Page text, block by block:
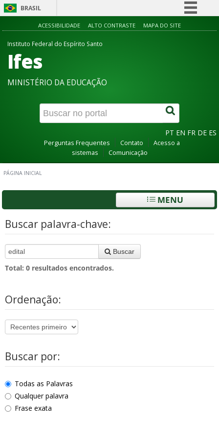
BRASIL
Simplifique!
Canais
ACESSIBILIDADE ALTO CONTRASTE MAPA DO SITE
Instituto Federal do Espírito Santo
Ifes
MINISTÉRIO DA EDUCAÇÃO
PT EN FR DE ES
Perguntas Frequentes Contato
Acesso a
sistemas
Comunicação
PÁGINA INICIAL
MENU
Buscar palavra-chave:
Buscar
Total: 0 resultados encontrados.
Ordenação:
Buscar por:
Todas as Palavras
Qualquer palavra
Frase exata